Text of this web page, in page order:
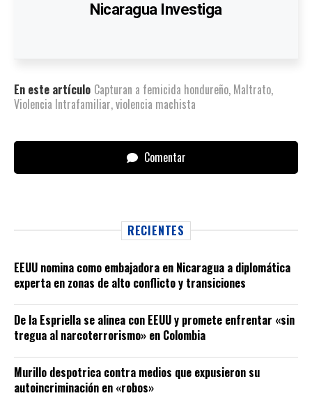
Nicaragua Investiga
En este artículo Capturan a femicida hondureño, Maltrato,
Violencia Intrafamiliar,violencia machista
Comentar
RECIENTES
EEUU nomina como embajadora en Nicaragua a diplomática
experta en zonas de alto conflicto y transiciones
De la Espriella se alinea con EEUU y promete enfrentar «sin
tregua al narcoterrorismo» en Colombia
Murillo despotrica contra medios que expusieron su
autoincriminación en «robos»